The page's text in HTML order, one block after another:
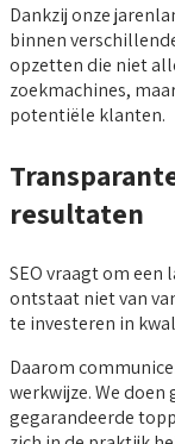
Dankzij onze
binnen
opzetten die niet
zoekmachines,
potentiële klanten.
resultaten
SEO vraagt om een
ontstaat niet van
te investeren in
Daarom
werkwijze. We
gegarandeerde